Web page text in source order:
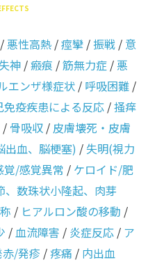
/悪性高熱 /痙攣 /振戦 / 意
神 /瘢痕 /筋無力症 /悪
エンザ様症状 / 呼吸困難 /
免疫疾患による反応 /掻痒
/ 骨吸収 / 皮膚壊死・皮膚
出血、脳梗塞) /失明(視力
覚/感覚異常 / ケロイド/肥
、数珠状小隆起、肉芽
/ ヒアルロン酸の移動 /
/血流障害 / 炎症反応 / ア
/発疹 /疼痛 / 内出血